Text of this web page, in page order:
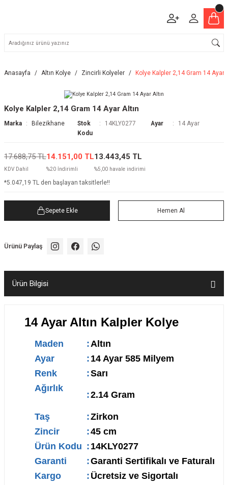
Anasayfa Altın Kolye Zincirli Kolyeler Kolye Kalpler 2,14 Gram 14 Ayar
Kolye Kalpler 2,14 Gram 14 Ayar Altın
Marka Bilezikhane
Stok
Kodu
14KLY0277 Ayar 14 Ayar
17.688,75 TL
KDV Dahil
14.151,00 TL
%20 İndirimli
13.443,45 TL
%5,00 havale indirimi
*5.047,19 TL den başlayan taksitlerle!!
Sepete Ekle Hemen Al
Ürünü Paylaş
Ürün Bilgisi
14 Ayar Altın Kalpler Kolye
Maden :Altın
Ayar
: 14 Ayar 585 Milyem
Renk
:Sarı
Ağırlık
:2.14 Gram
Taş :Zirkon
Zincir
:45 cm
Ürün Kodu : 14KLY0277
Garanti
:Garanti Sertifikalı ve Faturalı
Kargo
: Ücretsiz ve Sigortalı